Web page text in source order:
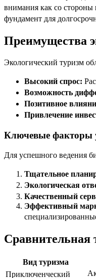
внимания как со стороны
фундамент для
Преимущества
Экологический туризм
Высокий спрос:
Возможность
Позитивное
Привлечение
Ключевые факторы
Для успешного ведения
Тщательное
Экологическая
Качественный
Эффективный
Сравнительная
Вид туризма
Приключенческий